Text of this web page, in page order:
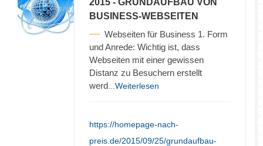
BUSINESS-WEBSEITEN
Webseiten für Business 1. Form
und Anrede: Wichtig ist, dass
Webseiten mit einer gewissen
Distanz zu Besuchern erstellt
werd ...Weiterlesen
https://homepage-nach-
preis.de/2015/09/25/grundaufbau-